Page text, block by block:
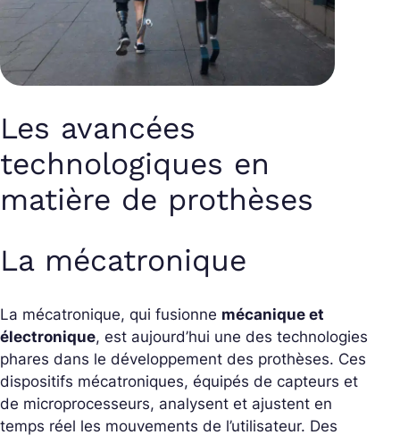
Les avancées
technologiques en
matière de prothèses
La mécatronique
La mécatronique, qui fusionne mécanique et
électronique, est aujourd’hui une des technologies
phares dans le développement des prothèses. Ces
dispositifs mécatroniques, équipés de capteurs et
de microprocesseurs, analysent et ajustent en
temps réel les mouvements de l’utilisateur. Des